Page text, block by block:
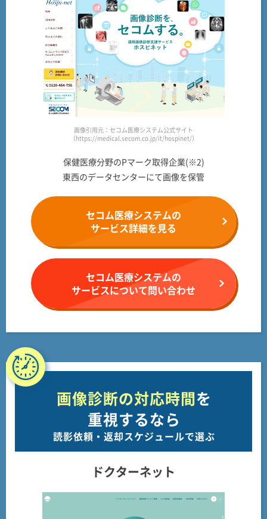
画像引用元：セコム医療システム公式サイト
（https://medical.secom.co.jp/it/hospinet/）
保健医療分野のPマーク取得企業(※2)
東西のデータセンターにて画像を保管
セコム医療システムの
サービス詳細を見る
セコム医療システムの
サービスについて問い合わせ
画像診断の対応時間を
重視するなら
読影依頼・返却スケジュールで選ぶ
ドクターネット